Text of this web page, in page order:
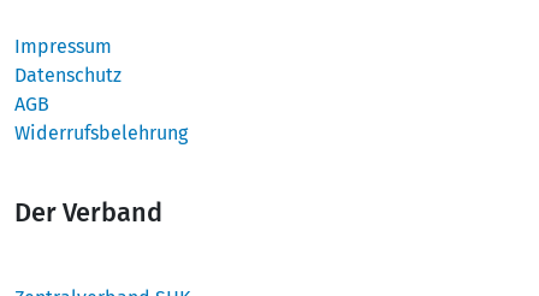
Impressum
Datenschutz
AGB
Widerrufsbelehrung
Der Verband